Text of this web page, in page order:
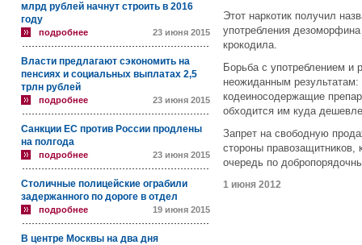
млрд рублей начнут строить в 2016
году
подробнее 23 июня 2015
Власти предлагают сэкономить на
пенсиях и социальных выплатах 2,5
трлн рублей
подробнее 23 июня 2015
Санкции ЕС против России продлены
на полгода
подробнее 23 июня 2015
Столичные полицейские ограбили
задержанного по дороге в отдел
подробнее 19 июня 2015
В центре Москвы на два дня
Этот наркотик получил
употребления
крокодила.
Борьба с употреблением и
неожиданным результатам:
кодеиносодержащие
обходится им куда
Запрет на свободную
стороны правозащитников,
очередь по
1 июня 2012